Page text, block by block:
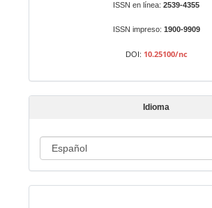
t
í
o
ISSN en línea: 2539-4355
ISSN impreso: 1900-9909
DOI: 10.25100/nc
Idioma
d